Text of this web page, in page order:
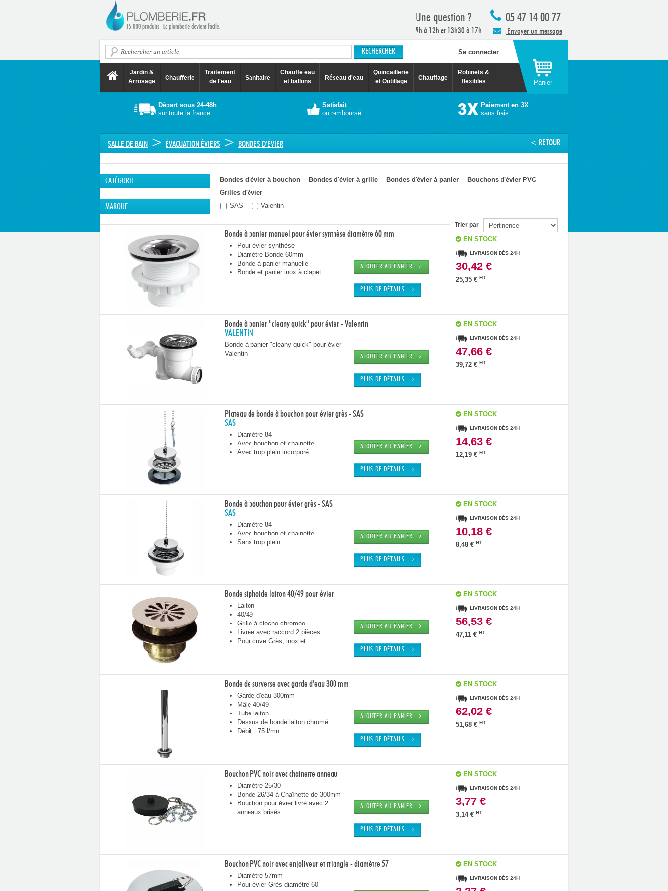
05 47 14 00 77
Envoyer un message
Une question ?
9h à 12h et 13h30 à 17h
Se connecter
Jardin &
Arrosage
Chaufferie
Traitement
de l'eau
Sanitaire
Chauffe eau
et ballons
Réseau d'eau
Quincaillerie
et Outillage
Chauffage
Robinets &
flexibles
Panier
Départ sous 24-48h
sur toute la france
Satisfait
ou remboursé
Paiement en 3X
sans frais
< RETOUR
SALLE DE BAIN > ÉVACUATION ÉVIERS > BONDES D'ÉVIER
CATÉGORIE Bondes d'évier à bouchon Bondes d'évier à grille Bondes d'évier à panier
Bouchons d'évier PVC
Grilles d'évier
MARQUE SAS Valentin
Trier par
Bonde à panier manuel pour évier synthèse diamètre 60 mm
Pour évier synthèse
Diamètre Bonde 60mm
Bonde à panier manuelle
Bonde et panier inox à clapet...
AJOUTER AU PANIER
PLUS DE DÉTAILS
EN STOCK
LIVRAISON DÈS 24H
30,42 €
25,35 €HT
Bonde à panier ''cleany quick'' pour évier - Valentin
VALENTIN
Bonde à panier "cleany quick" pour évier -
Valentin
AJOUTER AU PANIER
PLUS DE DÉTAILS
EN STOCK
LIVRAISON DÈS 24H
47,66 €
39,72 €HT
Plateau de bonde à bouchon pour évier grès - SAS
SAS
Diamètre 84
Avec bouchon et chainette
Avec trop plein incorporé.
AJOUTER AU PANIER
PLUS DE DÉTAILS
EN STOCK
LIVRAISON DÈS 24H
14,63 €
12,19 €HT
Bonde à bouchon pour évier grès - SAS
SAS
Diamètre 84
Avec bouchon et chainette
Sans trop plein.
AJOUTER AU PANIER
PLUS DE DÉTAILS
EN STOCK
LIVRAISON DÈS 24H
10,18 €
8,48 €HT
Bonde siphoide laiton 40/49 pour évier
Laiton
40/49
Grille à cloche chromée
Livrée avec raccord 2 pièces
Pour cuve Grès, inox et...
AJOUTER AU PANIER
PLUS DE DÉTAILS
EN STOCK
LIVRAISON DÈS 24H
56,53 €
47,11 €HT
Bonde de surverse avec garde d'eau 300 mm
Garde d'eau 300mm
Mâle 40/49
Tube laiton
Dessus de bonde laiton chromé
Débit : 75 l/mn...
AJOUTER AU PANIER
PLUS DE DÉTAILS
EN STOCK
LIVRAISON DÈS 24H
62,02 €
51,68 €HT
Bouchon PVC noir avec chainette anneau
Diamètre 25/30
Bonde 26/34 à Chaînette de 300mm
Bouchon pour évier livré avec 2
anneaux brisés.
AJOUTER AU PANIER
PLUS DE DÉTAILS
EN STOCK
LIVRAISON DÈS 24H
3,77 €
3,14 €HT
Bouchon PVC noir avec enjoliveur et triangle - diamètre 57
Diamètre 57mm
Pour évier Grès diamètre 60
EN STOCK
LIVRAISON DÈS 24H